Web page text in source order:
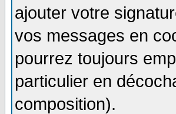
ajouter votre
vos messages en
pourrez toujours
particulier en
composition).